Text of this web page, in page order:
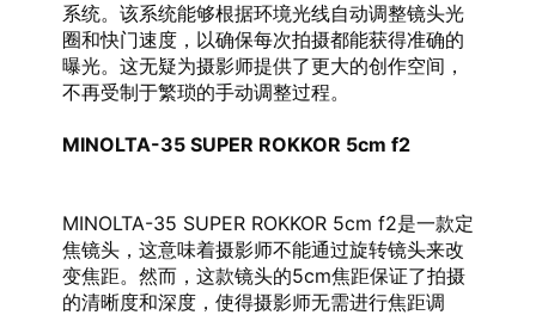
系统。该系统能够根据环境光线自动调整镜头光
圈和快门速度，以确保每次拍摄都能获得准确的
曝光。这无疑为摄影师提供了更大的创作空间，
不再受制于繁琐的手动调整过程。
MINOLTA-35 SUPER ROKKOR 5cm f2
MINOLTA-35 SUPER ROKKOR 5cm f2是一款定
焦镜头，这意味着摄影师不能通过旋转镜头来改
变焦距。然而，这款镜头的5cm焦距保证了拍摄
的清晰度和深度，使得摄影师无需进行焦距调